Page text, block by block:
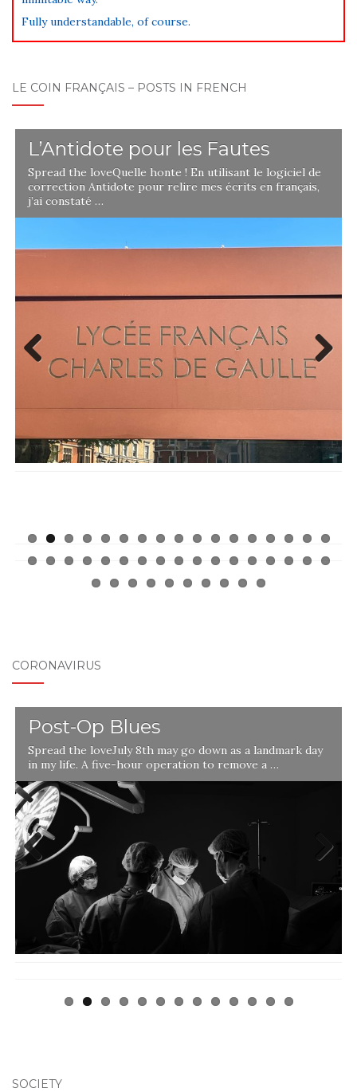
Fully understandable, of course.
LE COIN FRANÇAIS – POSTS IN FRENCH
L’Antidote pour les Fautes
Spread the loveQuelle honte ! En utilisant le logiciel de
correction Antidote pour relire mes écrits en français,
j’ai constaté …
Previ Next
CORONAVIRUS
Post-Op Blues
Spread the loveJuly 8th may go down as a landmark day
in my life. A five-hour operation to remove a …
Previ
SOCIETY